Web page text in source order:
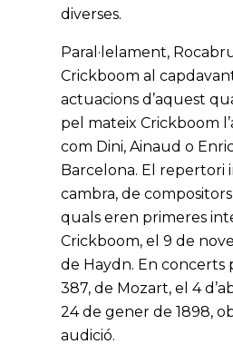
diverses.
Paral·lelament,
Crickboom al
actuacions d’aquest
pel mateix Crickboom
com Dini, Ainaud o
Barcelona. El repertori
cambra, de
quals eren primeres
Crickboom, el 9 de
de Haydn. En concerts
387, de Mozart, el 4
24 de gener de 1898,
audició.